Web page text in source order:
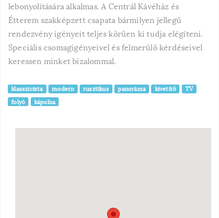
lebonyolítására alkalmas. A Centrál Kávéház és
Étterem szakképzett csapata bármilyen jellegű
rendezvény igényeit teljes körűen ki tudja elégíteni.
Speciális csomagigényeivel és felmerülő kérdéseivel
keressen minket bizalommal.
klasszicista modern rusztikus panoráma kivetítő
TV
folyó
kápolna